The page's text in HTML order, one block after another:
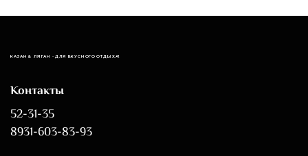
КАЗАН & ЛЯГАН - ДЛЯ ВКУСНОГО ОТДЫХА!
Контакты
52-31-35
8931-603-83-93